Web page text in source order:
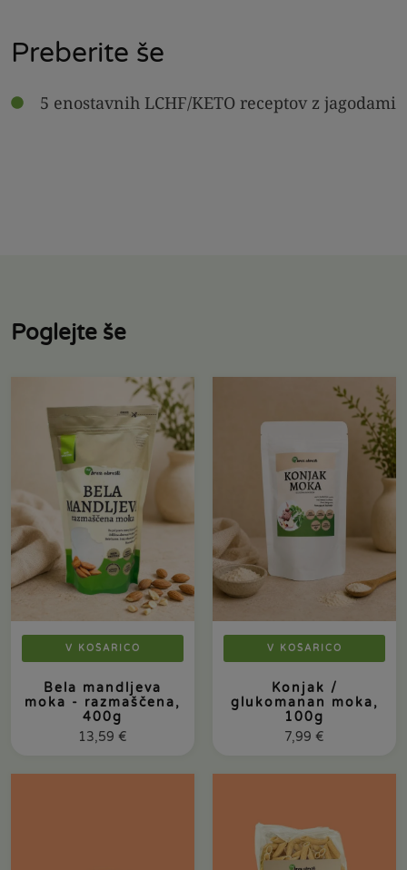
Preberite še
5 enostavnih LCHF/KETO receptov z jagodami
Poglejte še
V KOŠARICO
Bela mandljeva
moka - razmaščena,
400g
13,59 €
V KOŠARICO
Konjak /
glukomanan moka,
100g
7,99 €